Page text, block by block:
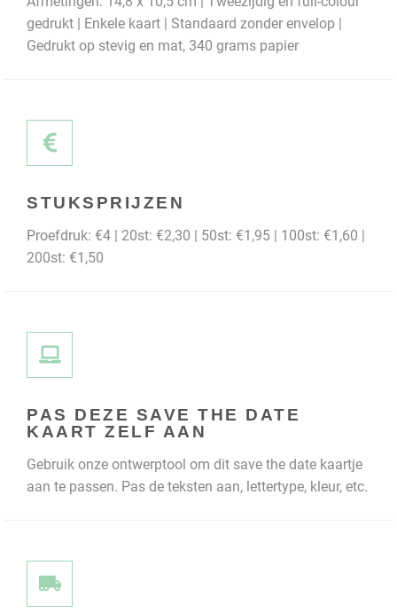
gedrukt | Enkele kaart | Standaard zonder envelop |
Gedrukt op stevig en mat, 340 grams papier
STUKSPRIJZEN
Proefdruk: €4 | 20st: €2,30 | 50st: €1,95 | 100st: €1,60 |
200st: €1,50
PAS DEZE SAVE THE DATE
KAART ZELF AAN
Gebruik onze ontwerptool om dit save the date kaartje
aan te passen. Pas de teksten aan, lettertype, kleur, etc.